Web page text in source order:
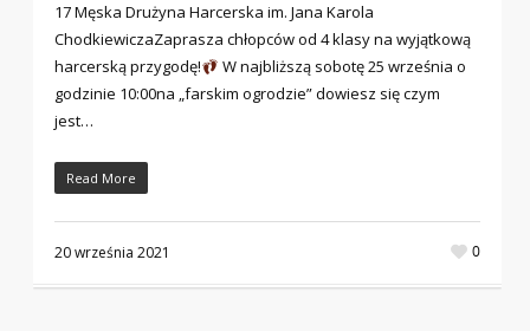
17 Męska Drużyna Harcerska im. Jana Karola
ChodkiewiczaZaprasza chłopców od 4 klasy na wyjątkową
harcerską przygodę!
W najbliższą sobotę 25 września o
godzinie 10:00na „farskim ogrodzie” dowiesz się czym
jest…
Read More
20 września 2021 0